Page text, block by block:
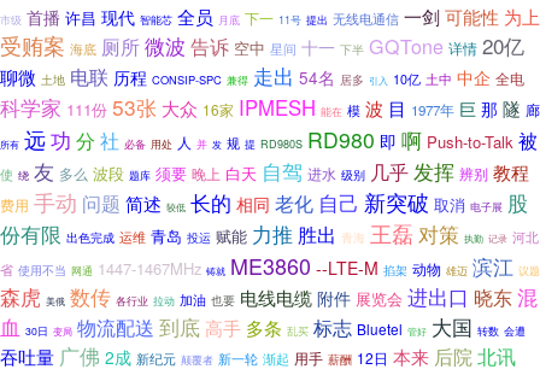
市级 首播 许昌 现代 智能芯 全员 月底 下一 11号 提出 无线电通信 一剑可能性 为上
受贿案 海底 厕所微波 告诉 空中 星间 十一 下半 GQTone 详情 20亿
聊微 土地 电联 历程 CONSIP-SPC 兼得 走出 54名 居多 引入 10亿 土中 中企 全电
科学家 111份 53张 大众 16家 IPMESH 能在 模 波 目 1977年 巨 那 隧 廊
所有 远功 分 社 必备 用处 人 并 发 规 提 RD980S RD980 即 啊 Push-to-Talk 被
使 绕 友 多么 波段 题库 须要 晚上 白天 自驾 进水 级别 几乎发挥 辨别 教程
费用 手动 问题 简述 较低 长的 相同 老化 自己 新突破 取消 电子展 股
份有限 出色完成 运维 青岛 投运 赋能 力推 胜出 青海 王磊 对策 执勤 记录 河北
省 使用不当 网通 1447-1467MHz 铸就 ME3860 --LTE-M 掐架 动物 雄迈 滨江 议题
森虎 美俄 数传 各行业 拉动 加油 也要 电线电缆 附件 展览会 进出口 晓东混
血 30日 变局 物流配送 到底 高手 多条 乱买 标志 Bluetel 管好 大国 转数 会遭
吞吐量 广佛 2成 新纪元 颠覆者 新一轮 渐起 用手 薪酬 12日 本来 后院北讯